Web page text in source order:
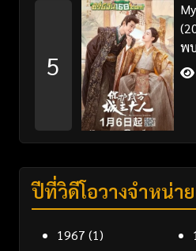
5
พ
ไ
ปีที่วิดีโอวางจำหน่าย
1967 (1)